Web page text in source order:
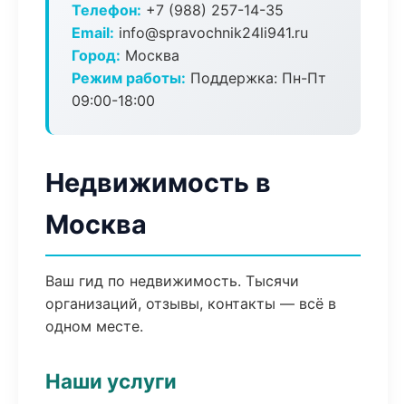
Телефон: +7 (988) 257-14-35
Email: info@spravochnik24li941.ru
Город: Москва
Режим работы: Поддержка: Пн-Пт
09:00-18:00
Недвижимость в
Москва
Ваш гид по недвижимость. Тысячи
организаций, отзывы, контакты — всё в
одном месте.
Наши услуги